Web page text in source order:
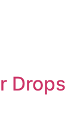
Drops